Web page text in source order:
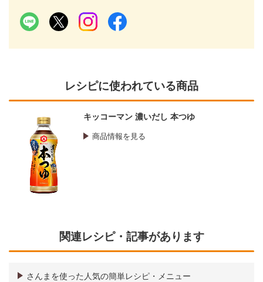
レシピに使われている商品
キッコーマン 濃いだし 本つゆ
商品情報を見る
関連レシピ・記事があります
さんまを使った人気の簡単レシピ・メニュー